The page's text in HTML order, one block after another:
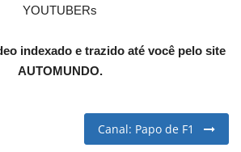
YOUTUBERs
indexado e trazido até você pelo site
AUTOMUNDO.
Canal: Papo de F1